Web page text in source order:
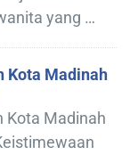
yang …
Kota Madinah
Kota Madinah